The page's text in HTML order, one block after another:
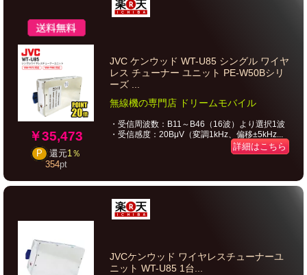
￥35,473
P 還元1％
354pt
JVC ケンウッド WT-U85 シングル ワイヤ
レス チューナー ユニット PE-W50Bシリ
ーズ ...
無線機の専門店 ドリームモバイル
・受信周波数：B11～B46（16波）より選択1波
・受信感度：20BμV（変調1kHz、偏移±5kHz...
詳細はこちら
JVCケンウッド ワイヤレスチューナーユ
ニット WT-U85 1台...